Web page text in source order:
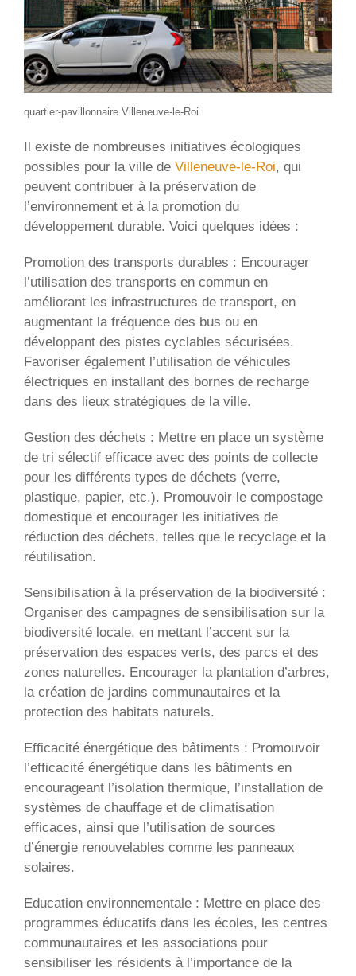
quartier-pavillonnaire Villeneuve-le-Roi
Il existe de nombreuses initiatives écologiques
possibles pour la ville de Villeneuve-le-Roi, qui
peuvent contribuer à la préservation de
l’environnement et à la promotion du
développement durable. Voici quelques idées :
Promotion des transports durables : Encourager
l’utilisation des transports en commun en
améliorant les infrastructures de transport, en
augmentant la fréquence des bus ou en
développant des pistes cyclables sécurisées.
Favoriser également l’utilisation de véhicules
électriques en installant des bornes de recharge
dans des lieux stratégiques de la ville.
Gestion des déchets : Mettre en place un système
de tri sélectif efficace avec des points de collecte
pour les différents types de déchets (verre,
plastique, papier, etc.). Promouvoir le compostage
domestique et encourager les initiatives de
réduction des déchets, telles que le recyclage et la
réutilisation.
Sensibilisation à la préservation de la biodiversité :
Organiser des campagnes de sensibilisation sur la
biodiversité locale, en mettant l’accent sur la
préservation des espaces verts, des parcs et des
zones naturelles. Encourager la plantation d’arbres,
la création de jardins communautaires et la
protection des habitats naturels.
Efficacité énergétique des bâtiments : Promouvoir
l’efficacité énergétique dans les bâtiments en
encourageant l’isolation thermique, l’installation de
systèmes de chauffage et de climatisation
efficaces, ainsi que l’utilisation de sources
d’énergie renouvelables comme les panneaux
solaires.
Education environnementale : Mettre en place des
programmes éducatifs dans les écoles, les centres
communautaires et les associations pour
sensibiliser les résidents à l’importance de la